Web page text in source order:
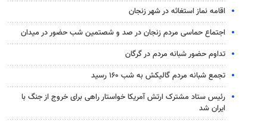
اقامه نماز استغاثه در شهر زنجان
اجتماع حماسی مردم زنجان در صد و شصتمین شب حضور در میدان
تداوم حضور شبانه مردم در گرگان
تجمع شبانه مردم گالیکش به شب ۱۶۰ رسید
رئیس ستاد مشترک ارتش آمریکا خواستار راهی برای خروج از جنگ با
ایران شد